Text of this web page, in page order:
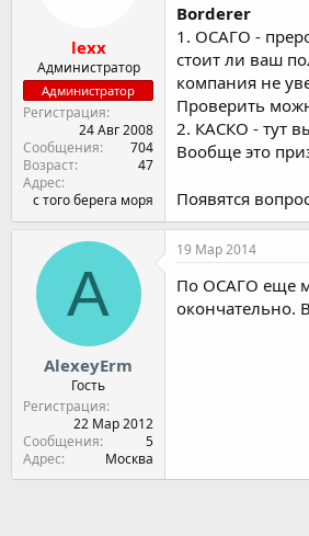
lexx
Администратор
Администратор
Регистрация
24 Авг 2008
Сообщения
704
Возраст
47
Адрес
с того берега моря
Borderer
1. ОСАГО -
стоит ли ваш
компания не
Проверить
2. КАСКО - тут
Вообще это
Появятся
A
AlexeyErm
Гость
Регистрация
22 Мар 2012
Сообщения
5
Адрес
Москва
19 Мар 2014
По ОСАГО еще
окончательно.